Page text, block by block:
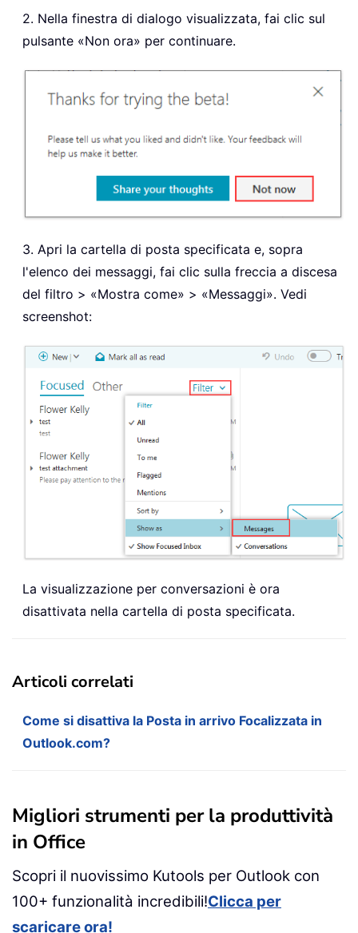
2. Nella finestra di dialogo visualizzata, fai clic sul
pulsante «Non ora» per continuare.
3. Apri la cartella di posta specificata e, sopra
l'elenco dei messaggi, fai clic sulla freccia a discesa
del filtro > «Mostra come» > «Messaggi». Vedi
screenshot:
La visualizzazione per conversazioni è ora
disattivata nella cartella di posta specificata.
Articoli correlati
Come si disattiva la Posta in arrivo Focalizzata in
Outlook.com?
Migliori strumenti per la produttività
in Office
Scopri il nuovissimo Kutools per Outlook con
100+ funzionalità incredibili!Clicca per
scaricare ora!